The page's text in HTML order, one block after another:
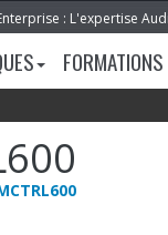
: L'expertise
FORMATIONS